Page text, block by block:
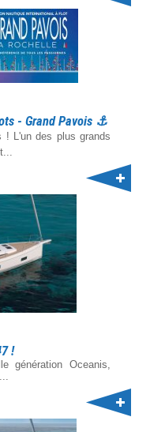
- Grand Pavois ⚓️
L'un des plus grands
!
génération Oceanis,